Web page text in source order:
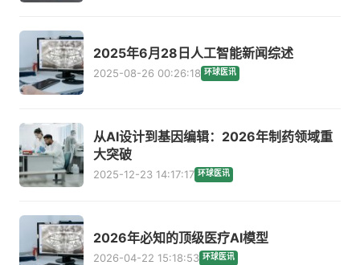
2025年6月28日人工智能新闻综述
2025-08-26 00:26:18 环球医讯
从AI设计到基因编辑：2026年制药领域重
大突破
2025-12-23 14:17:17 环球医讯
2026年必知的顶级医疗AI模型
2026-04-22 15:18:53 环球医讯